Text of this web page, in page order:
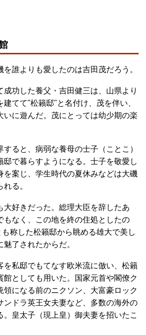
を誰よりも愛したのは吉田茂だろう。
成功した養父・吉田健三は、山県より
建てて"松籟邸"と名付け、茂を伴い、
いに遊んだ。茂にとっては幼少期の楽
ると、病弱な養母の士子（ことこ）
邸で暮らすようになる。士子を敬愛し
を案じ、学生時代の夏休みなどは大磯
る。
大好きだった。総理大臣を辞したあ
もなく、この地を終の住処としたの
称した松籟邸から眺める雄大で美し
了されたからだ。
を私邸でもてなす欧米流に倣い、松籟
館としても用いた。国家元首や閣僚ク
領になる前のニクソン、大富豪ロック
ンドラ英王女夫妻など、多数の海外の
。皇太子（現上皇）御夫妻を招いたこ